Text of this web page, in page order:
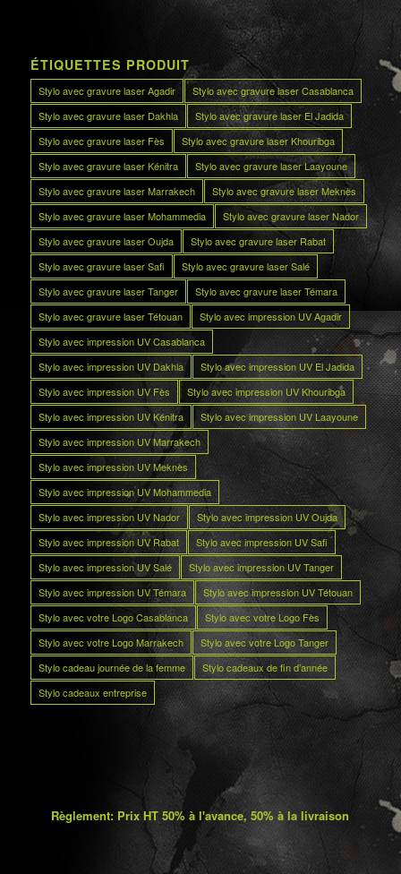
ÉTIQUETTES PRODUIT
Stylo avec gravure laser Agadir
Stylo avec gravure laser Casablanca
Stylo avec gravure laser Dakhla
Stylo avec gravure laser El Jadida
Stylo avec gravure laser Fès
Stylo avec gravure laser Khouribga
Stylo avec gravure laser Kénitra
Stylo avec gravure laser Laayoune
Stylo avec gravure laser Marrakech
Stylo avec gravure laser Meknès
Stylo avec gravure laser Mohammedia
Stylo avec gravure laser Nador
Stylo avec gravure laser Oujda
Stylo avec gravure laser Rabat
Stylo avec gravure laser Safi
Stylo avec gravure laser Salé
Stylo avec gravure laser Tanger
Stylo avec gravure laser Témara
Stylo avec gravure laser Tétouan
Stylo avec impression UV Agadir
Stylo avec impression UV Casablanca
Stylo avec impression UV Dakhla
Stylo avec impression UV El Jadida
Stylo avec impression UV Fès
Stylo avec impression UV Khouribga
Stylo avec impression UV Kénitra
Stylo avec impression UV Laayoune
Stylo avec impression UV Marrakech
Stylo avec impression UV Meknès
Stylo avec impression UV Mohammedia
Stylo avec impression UV Nador
Stylo avec impression UV Oujda
Stylo avec impression UV Rabat
Stylo avec impression UV Safi
Stylo avec impression UV Salé
Stylo avec impression UV Tanger
Stylo avec impression UV Témara
Stylo avec impression UV Tétouan
Stylo avec votre Logo Casablanca
Stylo avec votre Logo Fès
Stylo avec votre Logo Marrakech
Stylo avec votre Logo Tanger
Stylo cadeau journée de la femme
Stylo cadeaux de fin d’année
Stylo cadeaux entreprise
Règlement: Prix HT 50% à l'avance, 50% à la livraison